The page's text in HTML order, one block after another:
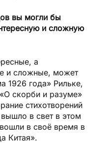
вы могли бы
и сложную
а
и сложные, может
1926 года» Рильке,
скорби и разуме»
стихотворений
в свет в этом
в своё время в
Китая».